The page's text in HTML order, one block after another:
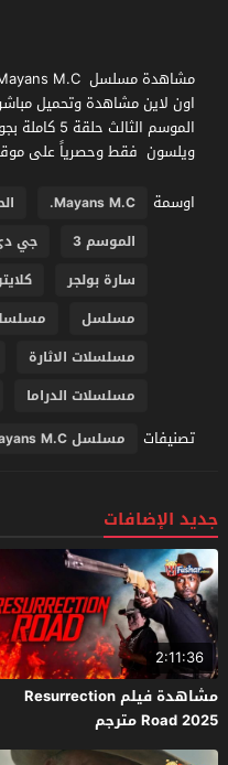
ويلسون فقط وحصرياً على
اوسمة
Mayans M.C.
الموسم 3
جي
سارة بولجر
مسلسل
مسلسلات الاثارة
مسلسلات الدراما
تصنيفات مسلسل Mayans M.C.
جديد الإضافات
2:11:36
مشاهدة فيلم Resurrection
Road 2025 مترجم